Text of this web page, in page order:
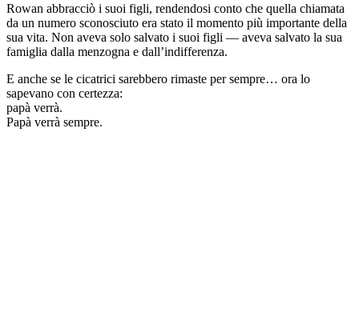
Rowan abbracciò i suoi figli, rendendosi conto che quella chiamata
da un numero sconosciuto era stato il momento più importante della
sua vita. Non aveva solo salvato i suoi figli — aveva salvato la sua
famiglia dalla menzogna e dall’indifferenza.
E anche se le cicatrici sarebbero rimaste per sempre… ora lo
sapevano con certezza:
papà verrà.
Papà verrà sempre.